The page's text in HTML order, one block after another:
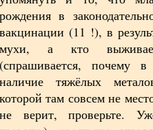
рождения в
вакцинации (11 !), в
мухи, а кто
(спрашивается, почему
наличие тяжёлых
которой там совсем не
не верит, проверьте.